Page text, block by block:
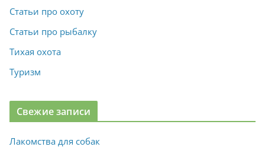
Статьи про охоту
Статьи про рыбалку
Тихая охота
Туризм
Свежие записи
Лакомства для собак